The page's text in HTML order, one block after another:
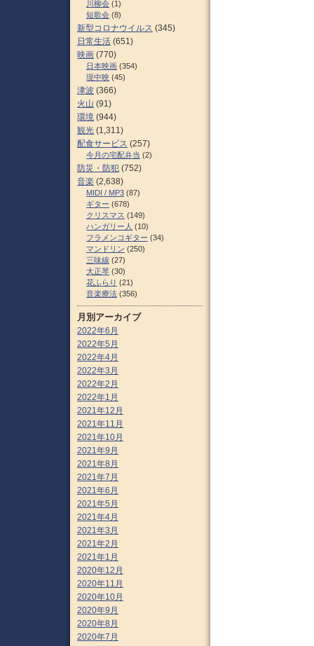
川柳会 (1)
短歌会 (8)
新型コロナウイルス (345)
日常生活 (651)
映画 (770)
日本映画 (354)
現中映 (45)
津波 (366)
火山 (91)
環境 (944)
観光 (1,311)
配食サービス (257)
今月の宅配弁当 (2)
防災・防犯 (752)
音楽 (2,638)
MIDI / MP3 (87)
ギター (678)
クリスマス (149)
ハンガリー人 (10)
フラメンコギター (34)
マンドリン (250)
三味線 (27)
大正琴 (30)
花ふらり (21)
音楽療法 (356)
月別アーカイブ
2022年6月
2022年5月
2022年4月
2022年3月
2022年2月
2022年1月
2021年12月
2021年11月
2021年10月
2021年9月
2021年8月
2021年7月
2021年6月
2021年5月
2021年4月
2021年3月
2021年2月
2021年1月
2020年12月
2020年11月
2020年10月
2020年9月
2020年8月
2020年7月